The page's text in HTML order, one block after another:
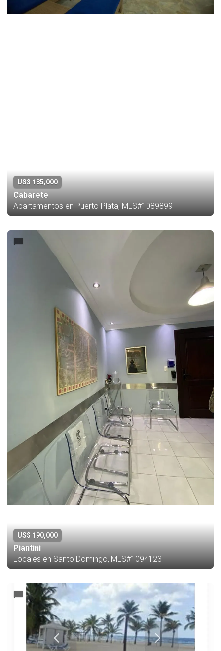
US$ 185,000
Cabarete
Apartamentos en Puerto Plata, MLS#1089899
US$ 190,000
Piantini
Locales en Santo Domingo, MLS#1094123